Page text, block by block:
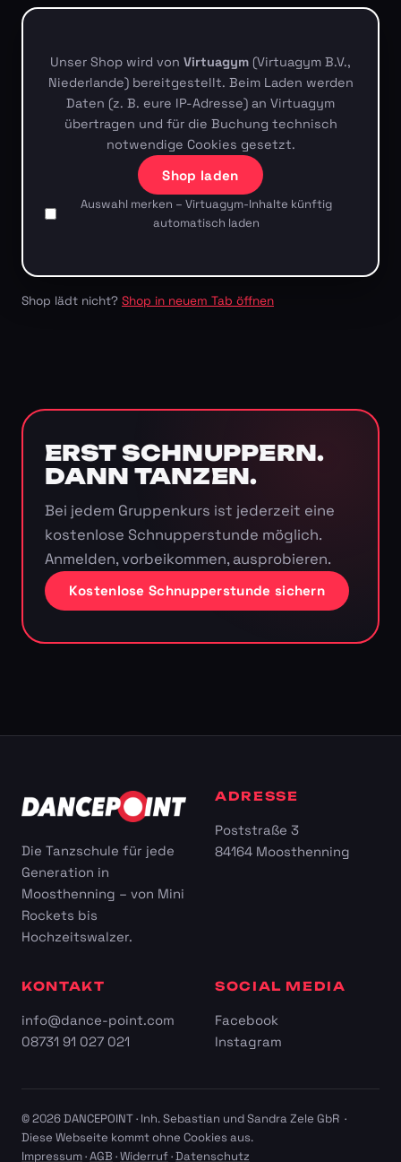
Unser Shop wird von Virtuagym (Virtuagym B.V.,
Niederlande) bereitgestellt. Beim Laden werden
Daten (z. B. eure IP-Adresse) an Virtuagym
übertragen und für die Buchung technisch
notwendige Cookies gesetzt.
Shop laden
Auswahl merken – Virtuagym-Inhalte künftig
automatisch laden
Shop lädt nicht? Shop in neuem Tab öffnen
ERST SCHNUPPERN.
DANN TANZEN.
Bei jedem Gruppenkurs ist jederzeit eine
kostenlose Schnupperstunde möglich.
Anmelden, vorbeikommen, ausprobieren.
Kostenlose Schnupperstunde sichern
Die Tanzschule für jede
Generation in
Moosthenning – von Mini
Rockets bis
Hochzeitswalzer.
ADRESSE
Poststraße 3
84164 Moosthenning
KONTAKT
info@dance-point.com
08731 91 027 021
SOCIAL MEDIA
Facebook
Instagram
© 2026 DANCEPOINT · Inh. Sebastian und Sandra Zele GbR ·
Diese Webseite kommt ohne Cookies aus.
Impressum·AGB ·Widerruf·Datenschutz